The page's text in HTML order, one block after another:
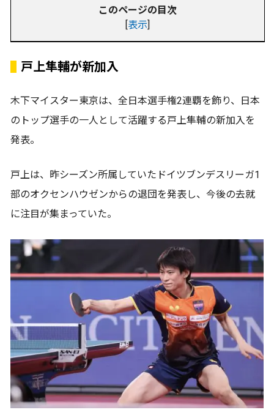
このページの目次
[表示]
戸上隼輔が新加入
木下マイスター東京は、全日本選手権2連覇を飾り、日本
のトップ選手の一人として活躍する戸上隼輔の新加入を
発表。
戸上は、昨シーズン所属していたドイツブンデスリーガ1
部のオクセンハウゼンからの退団を発表し、今後の去就
に注目が集まっていた。